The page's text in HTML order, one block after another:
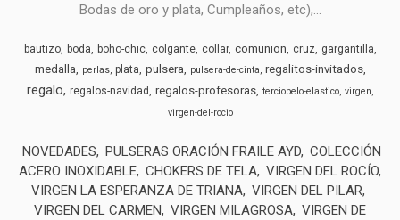
Bodas de oro y plata, Cumpleaños, etc),...
bautizo boda boho-chic colgante collar comunion cruz gargantilla
medalla perlas plata pulsera pulsera-de-cinta regalitos-invitados
regalo regalos-navidad regalos-profesoras terciopelo-elastico virgen
virgen-del-rocio
NOVEDADES PULSERAS ORACIÓN FRAILE AYD COLECCIÓN
ACERO INOXIDABLE CHOKERS DE TELA VIRGEN DEL ROCÍO
VIRGEN LA ESPERANZA DE TRIANA VIRGEN DEL PILAR
VIRGEN DEL CARMEN
VIRGEN MILAGROSA VIRGEN DE